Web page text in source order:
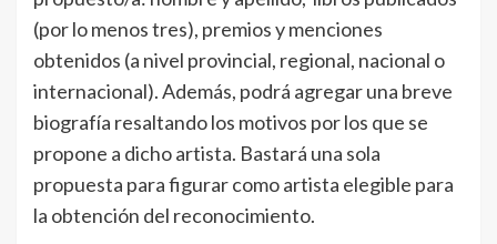
(por lo menos tres), premios y menciones
obtenidos (a nivel provincial, regional, nacional o
internacional). Además, podrá agregar una breve
biografía resaltando los motivos por los que se
propone a dicho artista. Bastará una sola
propuesta para figurar como artista elegible para
la obtención del reconocimiento.